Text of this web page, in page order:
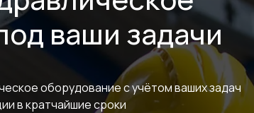
ваши задачи
оборудование с учётом ваших задач
в кратчайшие сроки